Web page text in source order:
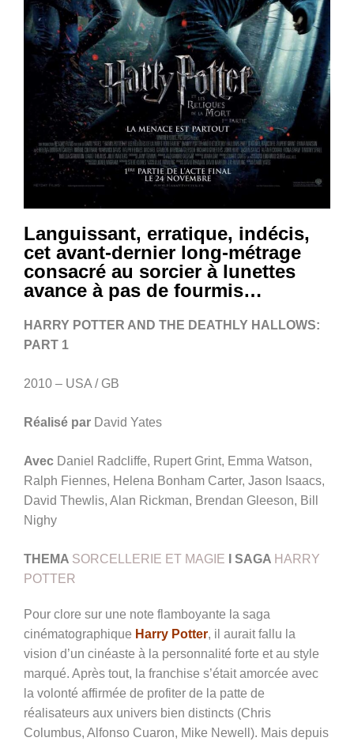
Languissant, erratique, indécis,
cet avant-dernier long-métrage
consacré au sorcier à lunettes
avance à pas de fourmis…
HARRY POTTER AND THE DEATHLY HALLOWS:
PART 1
2010 – USA / GB
Réalisé par David Yates
Avec Daniel Radcliffe, Rupert Grint, Emma Watson,
Ralph Fiennes, Helena Bonham Carter, Jason Isaacs,
David Thewlis, Alan Rickman, Brendan Gleeson, Bill
Nighy
THEMA SORCELLERIE ET MAGIE SAGA HARRY
POTTER
Pour clore sur une note flamboyante la saga
cinématographique Harry Potter, il aurait fallu la
vision d’un cinéaste à la personnalité forte et au style
marqué. Après tout, la franchise s’était amorcée avec
la volonté affirmée de profiter de la patte de
réalisateurs aux univers bien distincts (Chris
Columbus, Alfonso Cuaron, Mike Newell). Mais depuis